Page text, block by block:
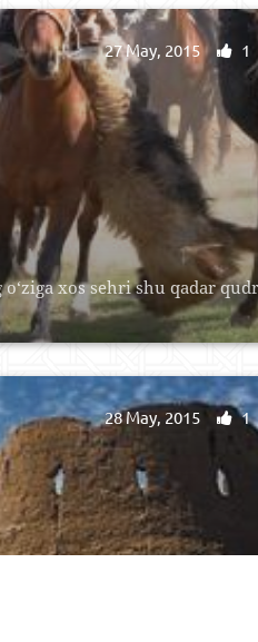
xos sehri shu qadar
27 May, 2015 1
28 May, 2015 1